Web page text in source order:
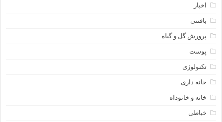
اخبار
بافتنی
پرورش گل و گیاه
پوست
تکنولوژی
خانه داری
خانه و خانوداه
خیاطی